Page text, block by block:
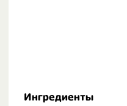
Ингредиенты